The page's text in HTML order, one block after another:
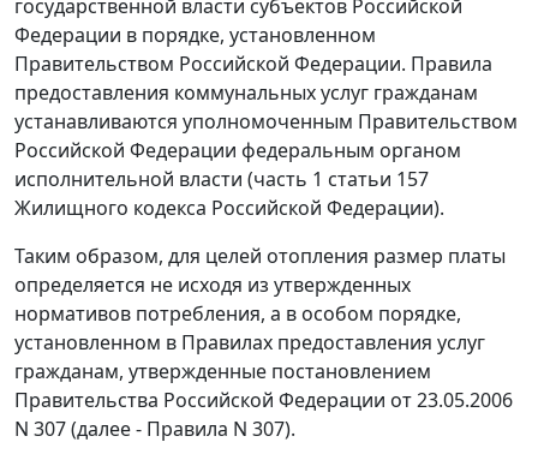
государственной власти субъектов Российской
Федерации в порядке, установленном
Правительством Российской Федерации. Правила
предоставления коммунальных услуг гражданам
устанавливаются уполномоченным Правительством
Российской Федерации федеральным органом
исполнительной власти (часть 1 статьи 157
Жилищного кодекса Российской Федерации).
Таким образом, для целей отопления размер платы
определяется не исходя из утвержденных
нормативов потребления, а в особом порядке,
установленном в Правилах предоставления услуг
гражданам, утвержденные постановлением
Правительства Российской Федерации от 23.05.2006
N 307 (далее - Правила N 307).